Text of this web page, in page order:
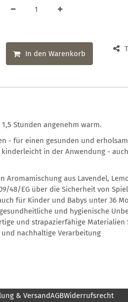
In den Warenkorb
Stunden angenehm warm.
- für einen gesunden und
in der Anwendung -
aus Lavendel,
48/EG über die Sicherheit von
für Kinder und Babys unter 36
und hygienische
und strapazierfähige Materialien
nachhaltige Verarbeitung
& VersandAGBWiderrufsrecht